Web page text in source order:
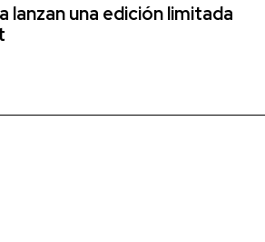
lanzan una edición limitada